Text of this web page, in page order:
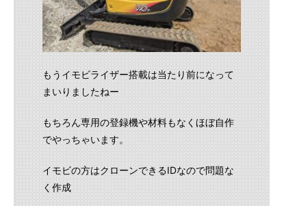
もうイモビライザー搭載は当たり前になって
まいりましたねー
もちろん専用の登録機や材料もなくほぼ自作
でやっちゃいます。
イモビの方はクローンできるIDなので問題な
く作成